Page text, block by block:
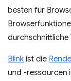
besten für
durchschnittliche
Blink ist die
und -ressourcen